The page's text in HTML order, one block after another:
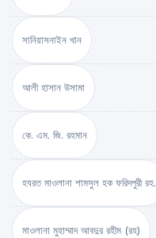
সানিয়াসনাইন খান
আলী হাসান উসামা
কে. এম. জি. রহমান
হযরত মাওলানা শামসুল হক ফরিদপুরী রহ.
মাওলানা মুহাম্মাদ আবদুর রহীম (রহ)